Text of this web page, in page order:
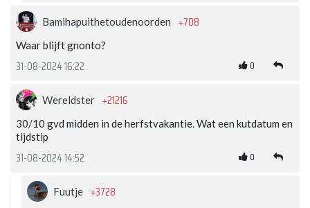
Bamihapuithetoudenoorden +708
Waar blijft gnonto?
31-08-2024 16:22 0
Wereldster +21216
30/10 gvd midden in de herfstvakantie. Wat een kutdatum en
tijdstip
31-08-2024 14:52 0
Fuutje +3728